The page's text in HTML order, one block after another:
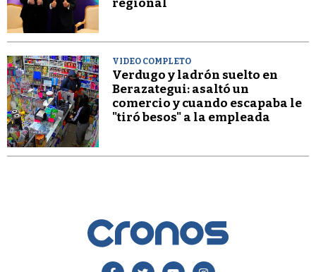
regional
VIDEO COMPLETO
Verdugo y ladrón suelto en
Berazategui: asaltó un
comercio y cuando escapaba le
"tiró besos" a la empleada